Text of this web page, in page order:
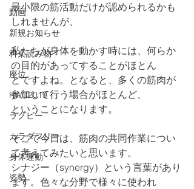
動画
新規お知らせ
科楽読み物
座位
RWC2019
ラグビー
カラダフリー
身体運動
姿勢
最小限の筋活動だけが認められるかも
しれませんが、
私たちが身体を動かす時には、何らか
の目的があってすることがほとん
どですよね。となると、多くの筋肉が
参加して行う場合がほとんど、
ということになります。
そこで今日は、筋肉の共同作業につい
て考えてみたいと思います。
シナジー（synergy）という言葉があり
ます。色々な分野で様々に使われ